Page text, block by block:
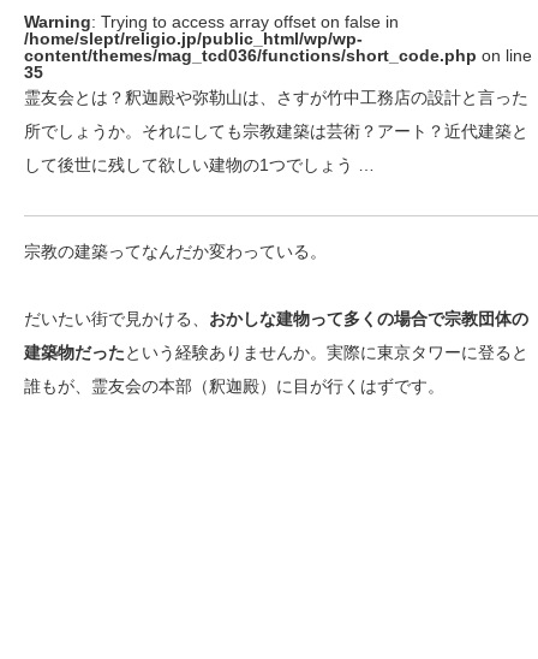
Warning: Trying to access array offset on false in
/home/slept/religio.jp/public_html/wp/wp-
content/themes/mag_tcd036/functions/short_code.php on line
35
霊友会とは？釈迦殿や弥勒山は、さすが竹中工務店の設計と言った
所でしょうか。それにしても宗教建築は芸術？アート？近代建築と
して後世に残して欲しい建物の1つでしょう …
宗教の建築ってなんだか変わっている。
だいたい街で見かける、 おかしな建物って多くの場合で宗教団体の
建築物だったという経験ありませんか。実際に東京タワーに登ると
誰もが、霊友会の本部（釈迦殿）に目が行くはずです。